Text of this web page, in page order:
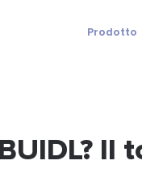
Prodotto